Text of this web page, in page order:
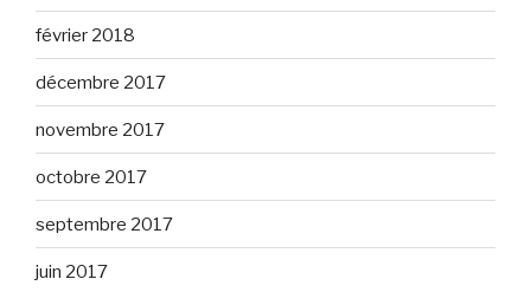
février 2018
décembre 2017
novembre 2017
octobre 2017
septembre 2017
juin 2017